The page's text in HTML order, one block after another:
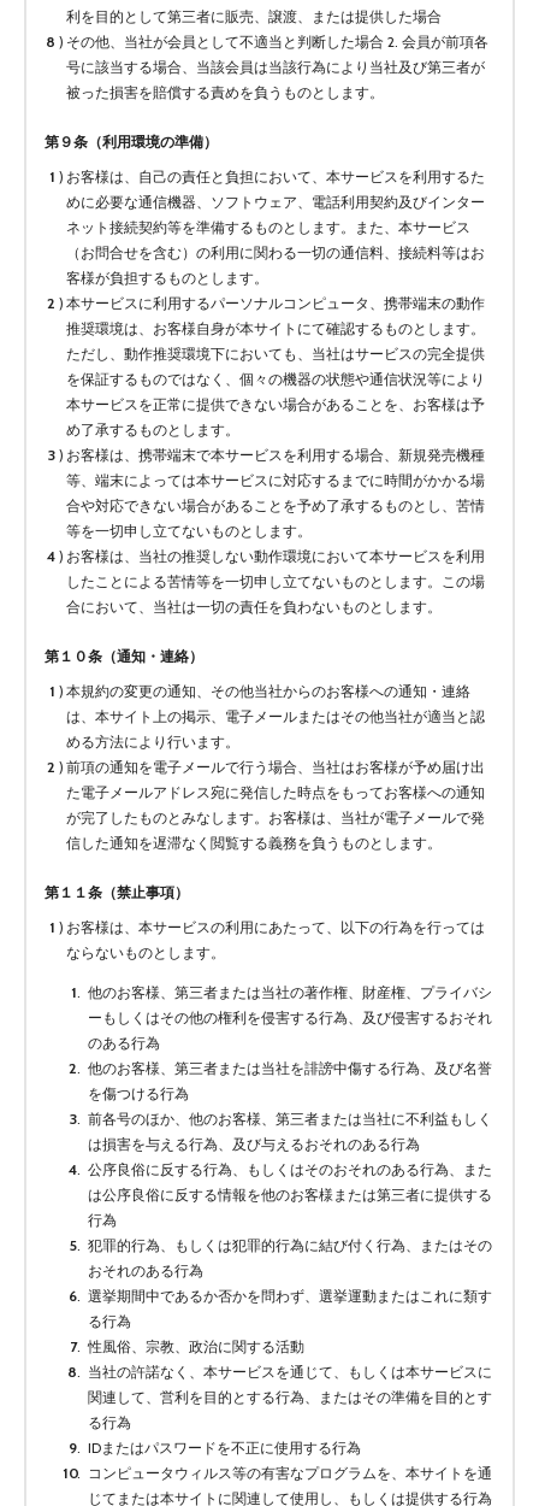
利を目的として第三者に販売、譲渡、または提供した場合
その他、当社が会員として不適当と判断した場合 2. 会員が前項各
号に該当する場合、当該会員は当該行為により当社及び第三者が
被った損害を賠償する責めを負うものとします。
第９条（利用環境の準備）
お客様は、自己の責任と負担において、本サービスを利用するた
めに必要な通信機器、ソフトウェア、電話利用契約及びインター
ネット接続契約等を準備するものとします。また、本サービス
（お問合せを含む）の利用に関わる一切の通信料、接続料等はお
客様が負担するものとします。
本サービスに利用するパーソナルコンピュータ、携帯端末の動作
推奨環境は、お客様自身が本サイトにて確認するものとします。
ただし、動作推奨環境下においても、当社はサービスの完全提供
を保証するものではなく、個々の機器の状態や通信状況等により
本サービスを正常に提供できない場合があることを、お客様は予
め了承するものとします。
お客様は、携帯端末で本サービスを利用する場合、新規発売機種
等、端末によっては本サービスに対応するまでに時間がかかる場
合や対応できない場合があることを予め了承するものとし、苦情
等を一切申し立てないものとします。
お客様は、当社の推奨しない動作環境において本サービスを利用
したことによる苦情等を一切申し立てないものとします。この場
合において、当社は一切の責任を負わないものとします。
第１０条（通知・連絡）
本規約の変更の通知、その他当社からのお客様への通知・連絡
は、本サイト上の掲示、電子メールまたはその他当社が適当と認
める方法により行います。
前項の通知を電子メールで行う場合、当社はお客様が予め届け出
た電子メールアドレス宛に発信した時点をもってお客様への通知
が完了したものとみなします。お客様は、当社が電子メールで発
信した通知を遅滞なく閲覧する義務を負うものとします。
第１１条（禁止事項）
お客様は、本サービスの利用にあたって、以下の行為を行っては
ならないものとします。
他のお客様、第三者または当社の著作権、財産権、プライバシ
ーもしくはその他の権利を侵害する行為、及び侵害するおそれ
のある行為
他のお客様、第三者または当社を誹謗中傷する行為、及び名誉
を傷つける行為
前各号のほか、他のお客様、第三者または当社に不利益もしく
は損害を与える行為、及び与えるおそれのある行為
公序良俗に反する行為、もしくはそのおそれのある行為、また
は公序良俗に反する情報を他のお客様または第三者に提供する
行為
犯罪的行為、もしくは犯罪的行為に結び付く行為、またはその
おそれのある行為
選挙期間中であるか否かを問わず、選挙運動またはこれに類す
る行為
性風俗、宗教、政治に関する活動
当社の許諾なく、本サービスを通じて、もしくは本サービスに
関連して、営利を目的とする行為、またはその準備を目的とす
る行為
IDまたはパスワードを不正に使用する行為
コンピュータウィルス等の有害なプログラムを、本サイトを通
じてまたは本サイトに関連して使用し、もしくは提供する行為